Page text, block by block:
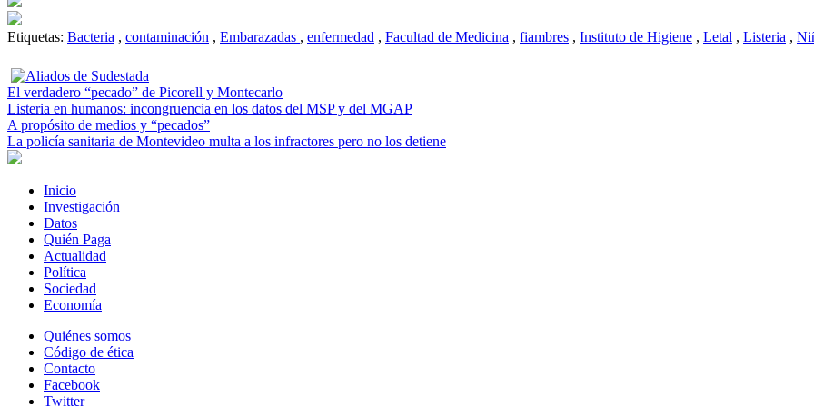
Etiquetas: Bacteria , contaminación , Embarazadas , enfermedad , Facultad de Medicina , fiambres , Instituto de Higiene , Letal , Listeria ,
El verdadero “pecado” de Picorell y Montecarlo
Listeria en humanos: incongruencia en los datos del MSP y del MGAP
A propósito de medios y “pecados”
La policía sanitaria de Montevideo multa a los infractores pero no los detiene
Inicio
Investigación
Datos
Quién Paga
Actualidad
Política
Sociedad
Economía
Quiénes somos
Código de ética
Contacto
Facebook
Twitter